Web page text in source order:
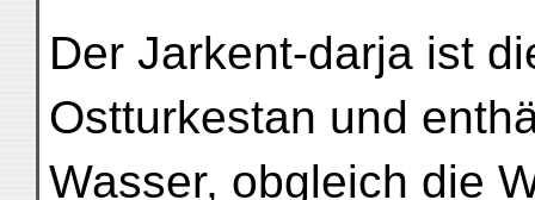
Der Jarkent-darja ist
Ostturkestan und
Wasser, obgleich die